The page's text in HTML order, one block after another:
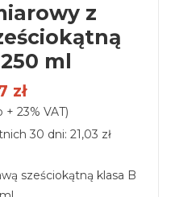
z
ml
zł
+ 23% VAT)
30 dni: 21,03 zł
sześciokątną klasa B